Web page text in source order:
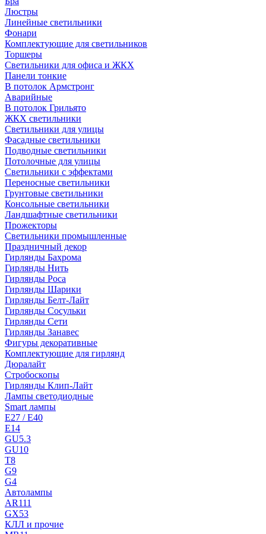
Люстры
Линейные светильники
Фонари
Комплектующие для светильников
Торшеры
Светильники для офиса и ЖКХ
Панели тонкие
В потолок Армстронг
Аварийные
В потолок Грильято
ЖКХ светильники
Светильники для улицы
Фасадные светильники
Подводные светильники
Потолочные для улицы
Светильники с эффектами
Переносные светильники
Грунтовые светильники
Консольные светильники
Ландшафтные светильники
Прожекторы
Светильники промышленные
Праздничный декор
Гирлянды Бахрома
Гирлянды Нить
Гирлянды Роса
Гирлянды Шарики
Гирлянды Белт-Лайт
Гирлянды Сосульки
Гирлянды Сети
Гирлянды Занавес
Фигуры декоративные
Комплектующие для гирлянд
Дюралайт
Стробоскопы
Гирлянды Клип-Лайт
Лампы светодиодные
Smart лампы
E27 / E40
E14
GU5.3
GU10
T8
G9
G4
Автолампы
AR111
GX53
КЛЛ и прочие